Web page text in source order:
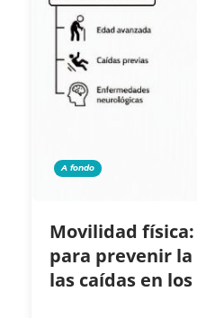
A fondo
Movilidad
para prevenir
las caídas en